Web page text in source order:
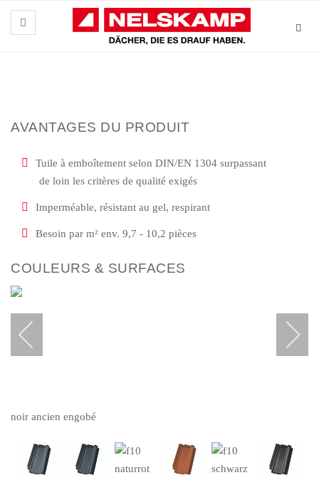
AVANTAGES DU PRODUIT
Tuile à emboîtement selon DIN/EN 1304 surpassant
de loin les critères de qualité exigés
Imperméable, résistant au gel, respirant
Besoin par m² env. 9,7 - 10,2 pièces
COULEURS & SURFACES
noir ancien engobé